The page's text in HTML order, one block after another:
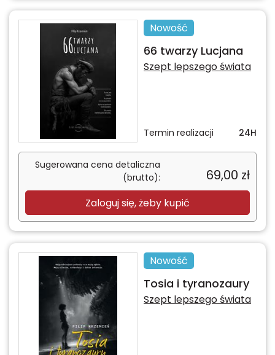
Nowość
66 twarzy Lucjana
Szept lepszego świata
Termin realizacji 24H
Sugerowana cena detaliczna
(brutto):
69,00 zł
Zaloguj się, żeby kupić
Nowość
Tosia i tyranozaury
Szept lepszego świata